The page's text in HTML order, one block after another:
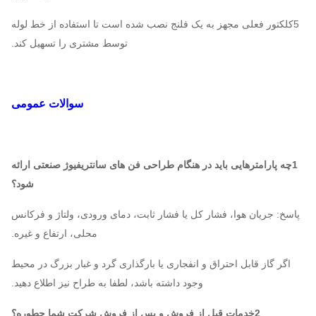
5کلکتور فعلی مجهز به یک فلنج نصب شده است تا استفاده از خط لوله
توسط مشتری را تسهیل کند.
سوالات عمومی
1چه پارامترهایی باید در هنگام طراحی فن های سانتریفیوژ صنعتی ارائه
شود؟
پاسخ: جریان هوا، فشار کل یا فشار ثابت، دمای ورودی، ولتاژ و فرکانس
محلی، ارتفاع و غیره.
اگر گاز قابل احتراق و انفجاری یا بارگذاری گرد و غبار بزرگ در محیط
وجود داشته باشد، لطفا به طراح نیز اطلاع دهید.
2خدمات قبل از فروش و پس از فروش شرکت شما چطوره؟